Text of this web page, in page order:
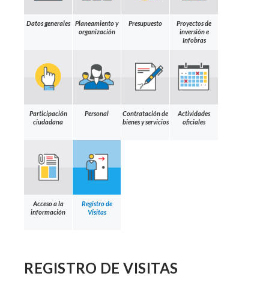
Datos generales
Planeamiento y
organización
Presupuesto
Proyectos de
inversión e
Infobras
Participación
ciudadana
Personal
Contratación de
bienes y servicios
Actividades
oficiales
Acceso a la
información
Registro de
Visitas
REGISTRO DE VISITAS